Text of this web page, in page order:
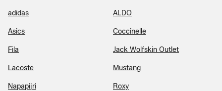
adidas ALDO
Asics Coccinelle
Fila Jack Wolfskin Outlet
Lacoste Mustang
Napapijri Roxy